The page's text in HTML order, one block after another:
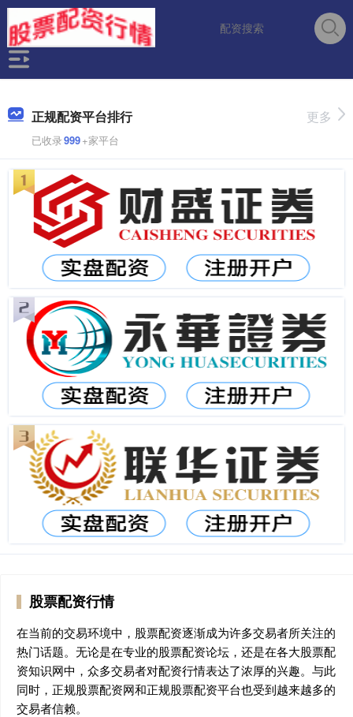
正规配资平台排行
已收录999+家平台
更多
股票配资行情
在当前的交易环境中，股票配资逐渐成为许多交易者所关注的
热门话题。无论是在专业的股票配资论坛，还是在各大股票配
资知识网中，众多交易者对配资行情表达了浓厚的兴趣。与此
同时，正规股票配资网和正规股票配资平台也受到越来越多的
交易者信赖。